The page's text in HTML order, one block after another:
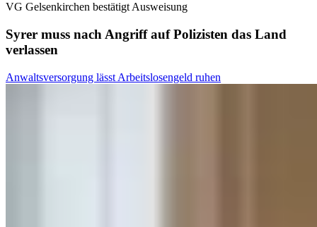
VG Gelsenkirchen bestätigt Ausweisung
Syrer muss nach Angriff auf Polizisten das Land
verlassen
Anwaltsversorgung lässt Arbeitslosengeld ruhen